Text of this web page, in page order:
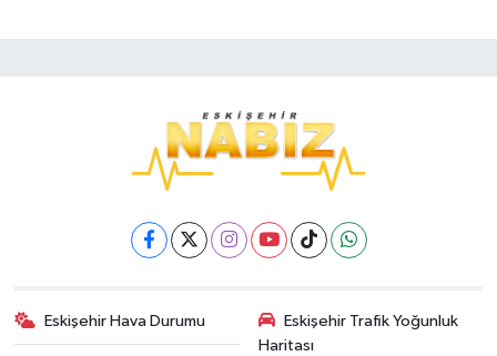
Eskişehir Hava Durumu
Eskişehir Trafik Yoğunluk
Haritası